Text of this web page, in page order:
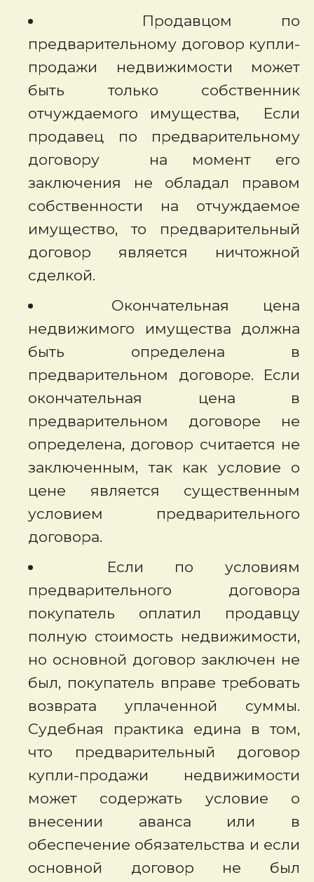
Продавцом по
предварительному договор купли-
продажи недвижимости может
быть только собственник
отчуждаемого имущества, Если
продавец по предварительному
договору на момент его
заключения не обладал правом
собственности на отчуждаемое
имущество, то предварительный
договор является ничтожной
сделкой.
Окончательная цена
недвижимого имущества должна
быть определена в
предварительном договоре. Если
окончательная цена в
предварительном договоре не
определена, договор считается не
заключенным, так как условие о
цене является существенным
условием предварительного
договора.
Если по условиям
предварительного договора
покупатель оплатил продавцу
полную стоимость недвижимости,
но основной договор заключен не
был, покупатель вправе требовать
возврата уплаченной суммы.
Судебная практика едина в том,
что предварительный договор
купли-продажи недвижимости
может содержать условие о
внесении аванса или в
обеспечение обязательства и если
основной договор не был